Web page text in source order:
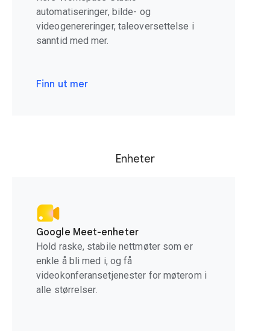
automatiseringer, bilde- og
videogenereringer, taleoversettelse i
sanntid med mer.
Finn ut mer
Enheter
Google Meet-enheter
Hold raske, stabile nettmøter som er
enkle å bli med i, og få
videokonferansetjenester for møterom i
alle størrelser.